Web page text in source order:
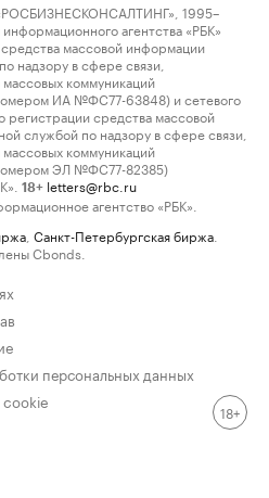
1995–
агентства «РБК»
массовой информации
надзору в сфере связи,
коммуникаций
ИА №ФС77-63848) и сетевого
регистрации средства массовой
службой по надзору в сфере связи,
коммуникаций
ЭЛ №ФС77-82385)
18+ letters@rbc.ru
агентство «РБК».
Санкт-Петербургская биржа
Cbonds.
персональных данных
cookie
18+